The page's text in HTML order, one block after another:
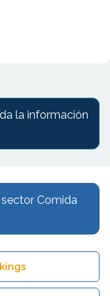
Comida